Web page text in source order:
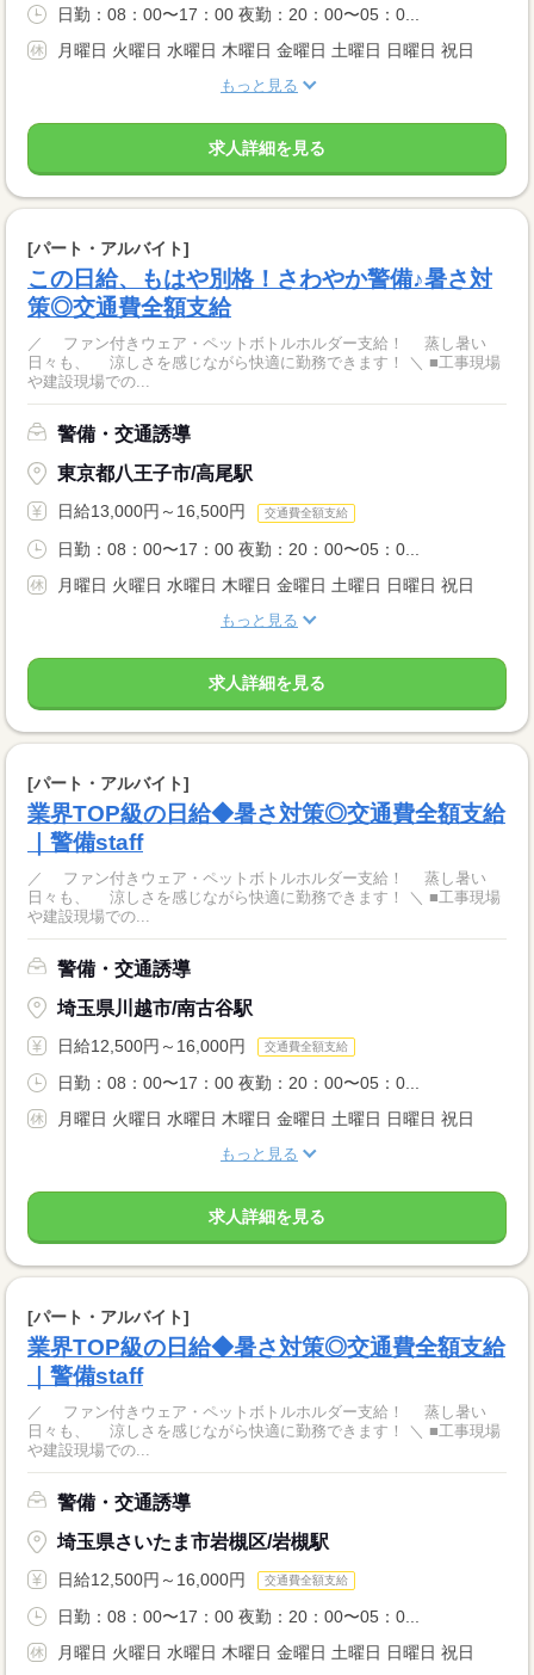
日勤：08：00〜17：00 夜勤：20：00〜05：0...
月曜日 火曜日 水曜日 木曜日 金曜日 土曜日 日曜日 祝日
もっと見る
求人詳細を見る
[パート・アルバイト]
この日給、もはや別格！さわやか警備♪暑さ対
策◎交通費全額支給
／ ファン付きウェア・ペットボトルホルダー支給！ 蒸し暑い
日々も、 涼しさを感じながら快適に勤務できます！ ＼ ■工事現場
や建設現場での...
警備・交通誘導
東京都八王子市/高尾駅
日給13,000円～16,500円 交通費全額支給
日勤：08：00〜17：00 夜勤：20：00〜05：0...
月曜日 火曜日 水曜日 木曜日 金曜日 土曜日 日曜日 祝日
もっと見る
求人詳細を見る
[パート・アルバイト]
業界TOP級の日給◆暑さ対策◎交通費全額支給
｜警備staff
／ ファン付きウェア・ペットボトルホルダー支給！ 蒸し暑い
日々も、 涼しさを感じながら快適に勤務できます！ ＼ ■工事現場
や建設現場での...
警備・交通誘導
埼玉県川越市/南古谷駅
日給12,500円～16,000円 交通費全額支給
日勤：08：00〜17：00 夜勤：20：00〜05：0...
月曜日 火曜日 水曜日 木曜日 金曜日 土曜日 日曜日 祝日
もっと見る
求人詳細を見る
[パート・アルバイト]
業界TOP級の日給◆暑さ対策◎交通費全額支給
｜警備staff
／ ファン付きウェア・ペットボトルホルダー支給！ 蒸し暑い
日々も、 涼しさを感じながら快適に勤務できます！ ＼ ■工事現場
や建設現場での...
警備・交通誘導
埼玉県さいたま市岩槻区/岩槻駅
日給12,500円～16,000円 交通費全額支給
日勤：08：00〜17：00 夜勤：20：00〜05：0...
月曜日 火曜日 水曜日 木曜日 金曜日 土曜日 日曜日 祝日